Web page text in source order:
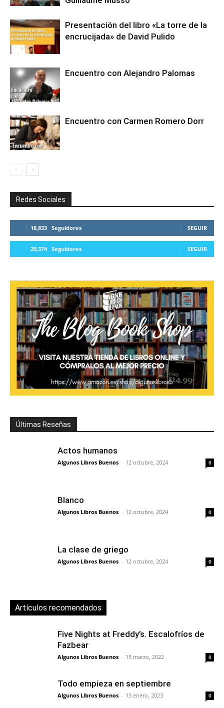
Presentación del libro «La torre de la
encrucijada» de David Pulido
Encuentro con Alejandro Palomas
Encuentro con Carmen Romero Dorr
Redes Sociales
18,833 Seguidores SEGUIR
20,374 Seguidores SEGUIR
Últimas Reseñas
Actos humanos
Algunos Libros Buenos - 12 octubre, 2024 0
Blanco
Algunos Libros Buenos - 12 octubre, 2024 0
La clase de griego
Algunos Libros Buenos - 12 octubre, 2024 0
Artículos recomendados
Five Nights at Freddy’s. Escalofríos de
Fazbear
Algunos Libros Buenos - 15 marzo, 2022 0
Todo empieza en septiembre
Algunos Libros Buenos - 13 enero, 2023 0